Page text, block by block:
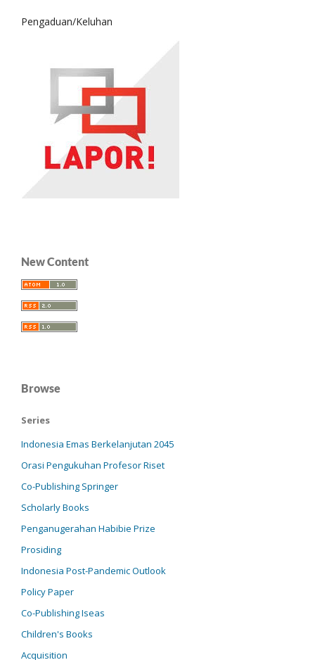
Pengaduan/Keluhan
New Content
Browse
Series
Indonesia Emas Berkelanjutan 2045
Orasi Pengukuhan Profesor Riset
Co-Publishing Springer
Scholarly Books
Penganugerahan Habibie Prize
Prosiding
Indonesia Post-Pandemic Outlook
Policy Paper
Co-Publishing Iseas
Children's Books
Acquisition